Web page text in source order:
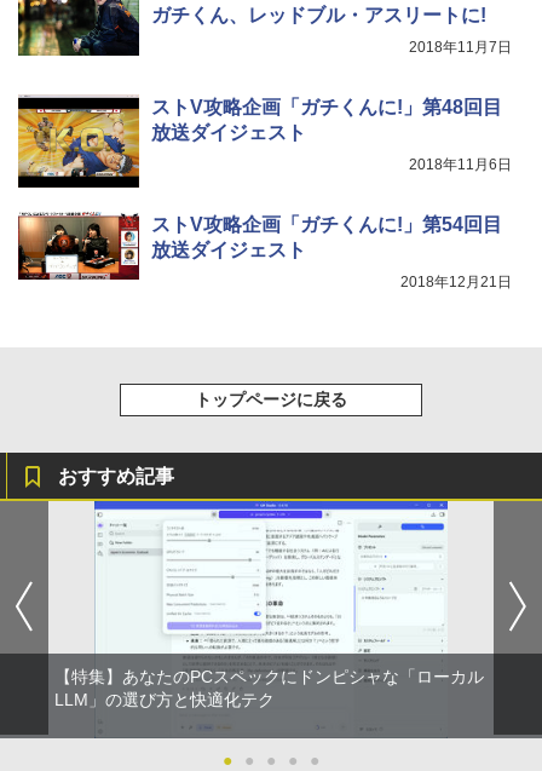
ガチくん、レッドブル・アスリートに!
2018年11月7日
ストV攻略企画「ガチくんに!」第48回目
放送ダイジェスト
2018年11月6日
ストV攻略企画「ガチくんに!」第54回目
放送ダイジェスト
2018年12月21日
トップページに戻る
おすすめ記事
【特集】あなたのPCスペックにドンピシャな「ローカル
LLM」の選び方と快適化テク
● ● ● ● ●